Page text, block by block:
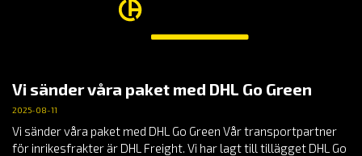
Vi sänder våra paket med DHL Go Green
2025-08-11
Vi sänder våra paket med DHL Go Green Vår transportpartner
för inrikesfrakter är DHL Freight. Vi har lagt till tillägget DHL Go